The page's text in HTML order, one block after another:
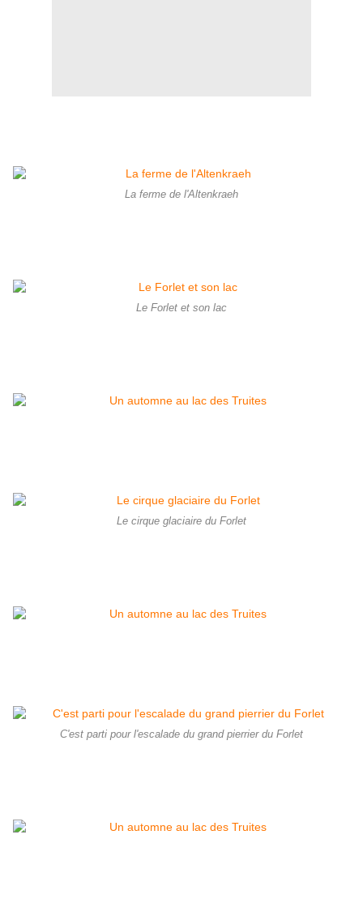
La ferme de l'Altenkraeh
Le Forlet et son lac
Le cirque glaciaire du Forlet
C'est parti pour l'escalade du grand pierrier du Forlet